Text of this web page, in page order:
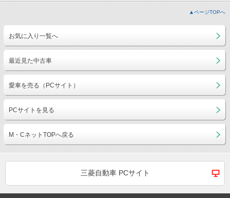
▲ページTOPへ
お気に入り一覧へ
最近見た中古車
愛車を売る（PCサイト）
PCサイトを見る
M・CネットTOPへ戻る
三菱自動車 PCサイト